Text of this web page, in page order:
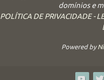
domínios e
POLÍTICA DE PRIVACIDADE -
Powered by